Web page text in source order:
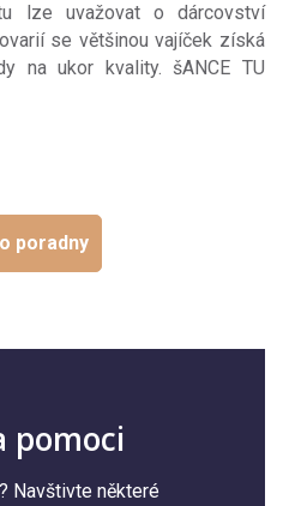
lze uvažovat o dárcovství
se většinou vajíček získá
na ukor kvality. šANCE TU
poradny
pomoci
Navštivte některé